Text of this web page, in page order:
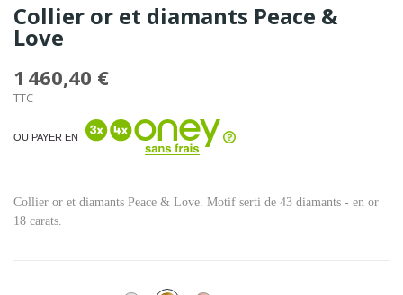
Collier or et diamants Peace &
Love
1 460,40 €
TTC
OU PAYER EN
Collier or et diamants Peace & Love. Motif serti de 43 diamants - en or
18 carats.